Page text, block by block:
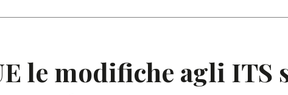
le modifiche agli ITS